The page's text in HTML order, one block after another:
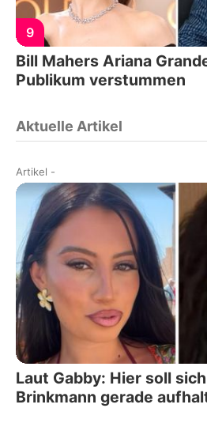
9
Bill Mahers Ariana
Publikum verstummen
Aktuelle Artikel
Artikel -
Laut Gabby: Hier soll
Brinkmann gerade